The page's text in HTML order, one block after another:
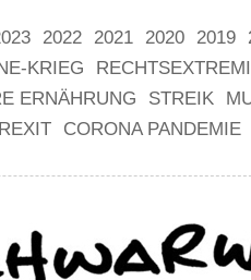
2022 2021 2020 2019
KRIEG
ERNÄHRUNG STREIK
CORONA PANDEMIE